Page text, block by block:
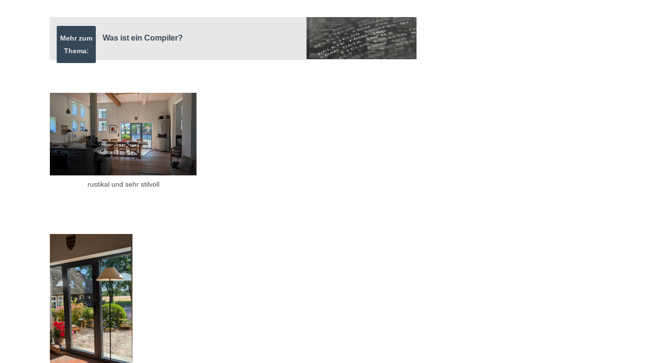
Mehr zum
Thema:
Was ist ein Compiler?
rustikal und sehr stilvoll